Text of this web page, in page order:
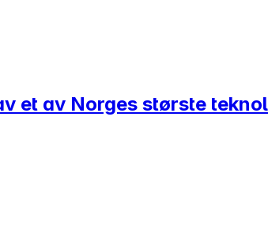
et av Norges største